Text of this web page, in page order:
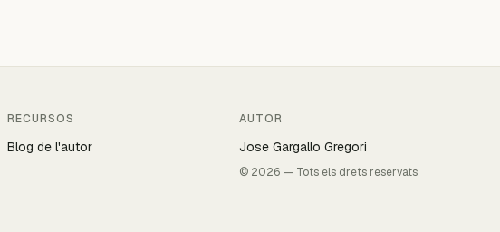
RECURSOS
Blog de l'autor
AUTOR
Jose Gargallo Gregori
© 2026 — Tots els drets reservats